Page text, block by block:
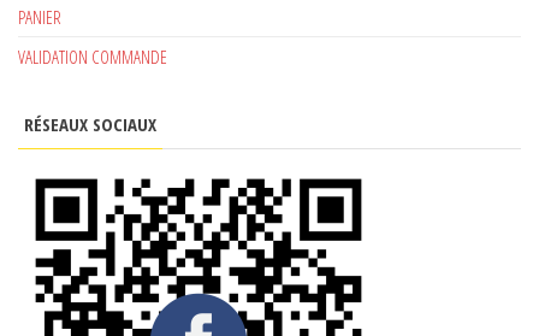
PANIER
VALIDATION COMMANDE
RÉSEAUX SOCIAUX